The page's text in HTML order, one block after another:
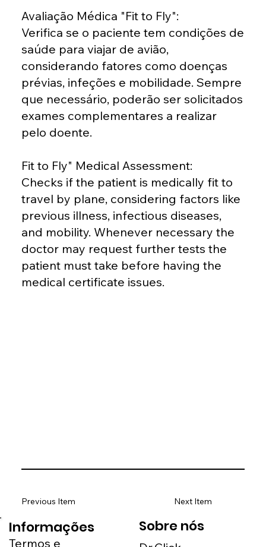
Avaliação Médica "Fit to Fly":
Verifica se o paciente tem condições de
saúde para viajar de avião,
considerando fatores como doenças
prévias, infeções e mobilidade. Sempre
que necessário, poderão ser solicitados
exames complementares a realizar
pelo doente.
Fit to Fly" Medical Assessment:
Checks if the patient is medically fit to
travel by plane, considering factors like
previous illness, infectious diseases,
and mobility. Whenever necessary the
doctor may request further tests the
patient must take before having the
medical certificate issues.
Next Item
Previous Item
Informações
Termos e
Sobre nós